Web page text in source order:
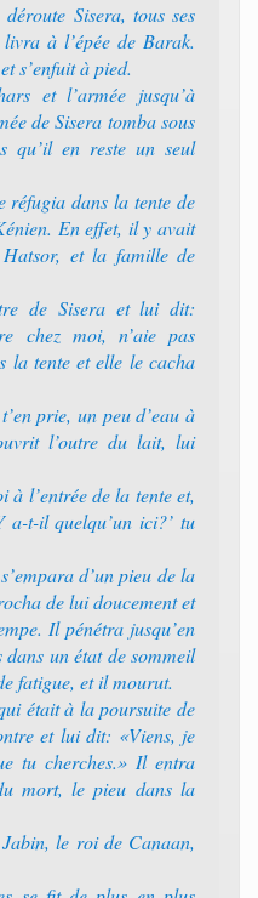
Sisera, tous ses
à l’épée de Barak.
s’enfuit à pied.
et l’armée jusqu’à
de Sisera tomba sous
qu’il en reste un seul
réfugia dans la tente de
En effet, il y avait
et la famille de
de Sisera et lui dit:
chez moi, n’aie pas
la tente et elle le cacha
prie, un peu d’eau à
l’outre du lait, lui
l’entrée de la tente et,
a-t-il quelqu’un ici?’ tu
d’un pieu de la
de lui doucement et
Il pénétra jusqu’en
un état de sommeil
fatigue, et il mourut.
était à la poursuite de
et lui dit: «Viens, je
tu cherches.» Il entra
mort, le pieu dans la
le roi de Canaan,